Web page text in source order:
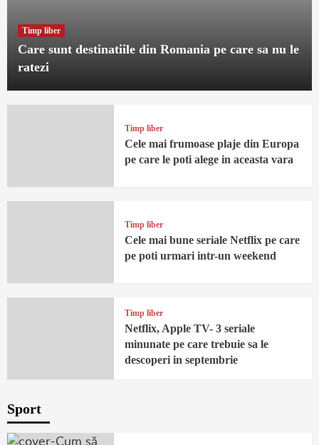
Timp liber
Care sunt destinatiile din Romania pe care sa nu le
ratezi
Timp liber
Cele mai frumoase plaje din Europa
pe care le poti alege in aceasta vara
Timp liber
Cele mai bune seriale Netflix pe care
pe poti urmari intr-un weekend
Timp liber
Netflix, Apple TV- 3 seriale
minunate pe care trebuie sa le
descoperi in septembrie
Sport